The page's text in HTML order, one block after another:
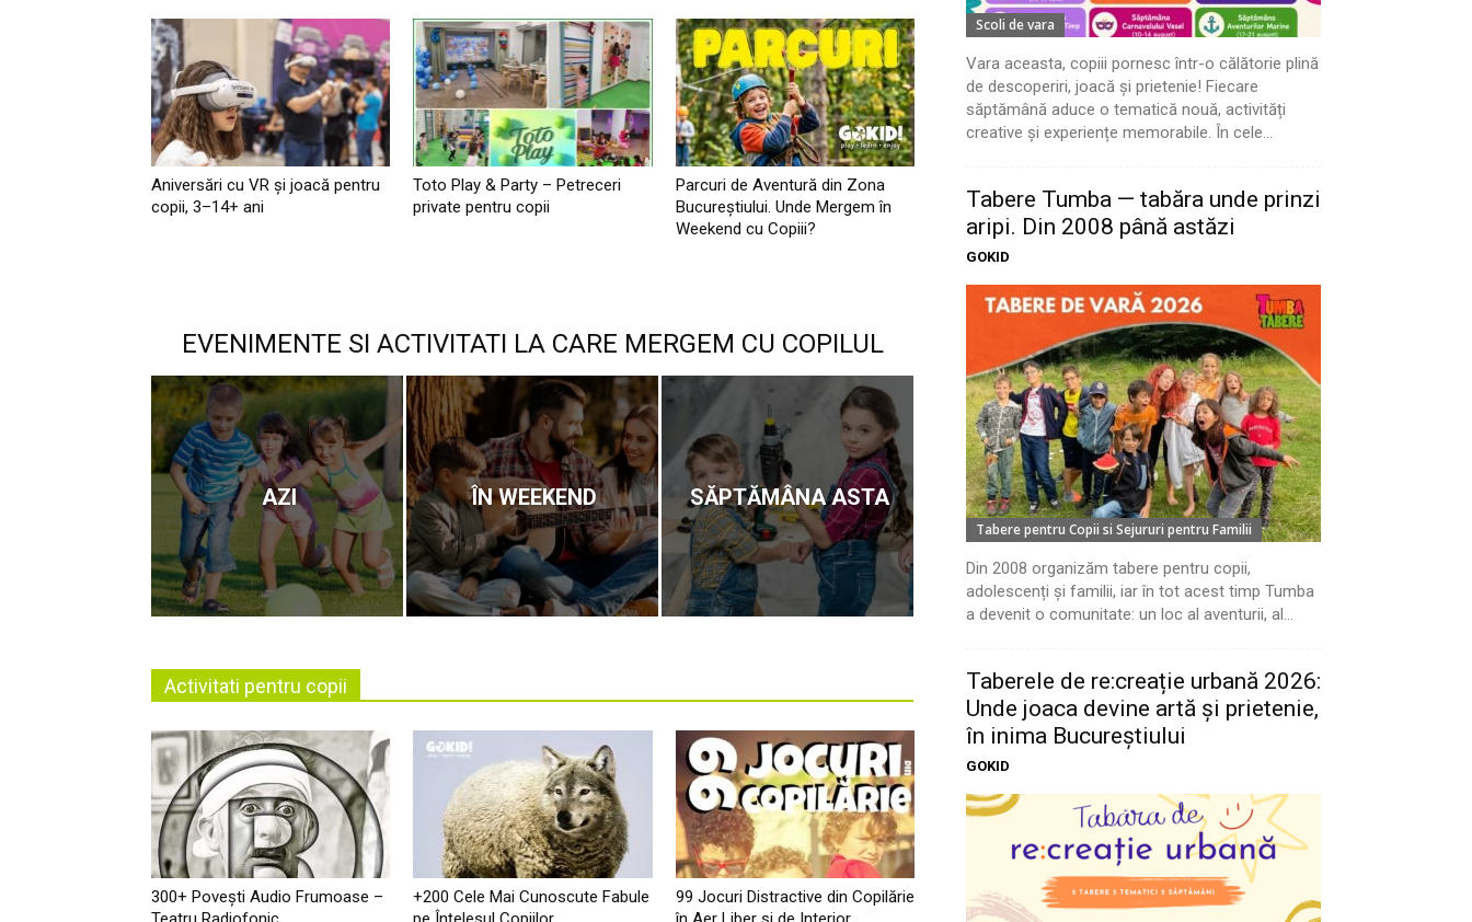
Aniversări cu VR și joacă pentru
copii, 3–14+ ani
Toto Play & Party – Petreceri
private pentru copii
Parcuri de Aventură din Zona
Bucureştiului. Unde Mergem în
Weekend cu Copiii?
EVENIMENTE SI ACTIVITATI LA CARE MERGEM CU COPILUL
AZI ÎN WEEKEND SĂPTĂMÂNA ASTA
Activitati pentru copii
300+ Povești Audio Frumoase –
+200 Cele Mai Cunoscute Fabule
99 Jocuri Distractive din Copilărie
Scoli de vara
Vara aceasta, copiii pornesc într-o călătorie plină
de descoperiri, joacă și prietenie! Fiecare
săptămână aduce o tematică nouă, activități
creative și experiențe memorabile. În cele...
Tabere Tumba — tabăra unde prinzi
aripi. Din 2008 până astăzi
GOKID
Tabere pentru Copii si Sejururi pentru Familii
Din 2008 organizăm tabere pentru copii,
adolescenți și familii, iar în tot acest timp Tumba
a devenit o comunitate: un loc al aventurii, al...
Taberele de re:creație urbană 2026:
Unde joaca devine artă și prietenie,
în inima Bucureștiului
GOKID